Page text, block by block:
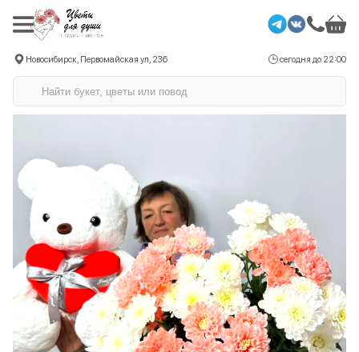
Новосибирск, Первомайская ул, 236 сегодня до 22:00